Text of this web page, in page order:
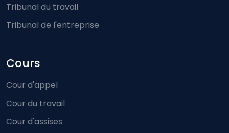
Tribunal du travail
Tribunal de l'entreprise
Cours
Cour d'appel
Cour du travail
Cour d'assises